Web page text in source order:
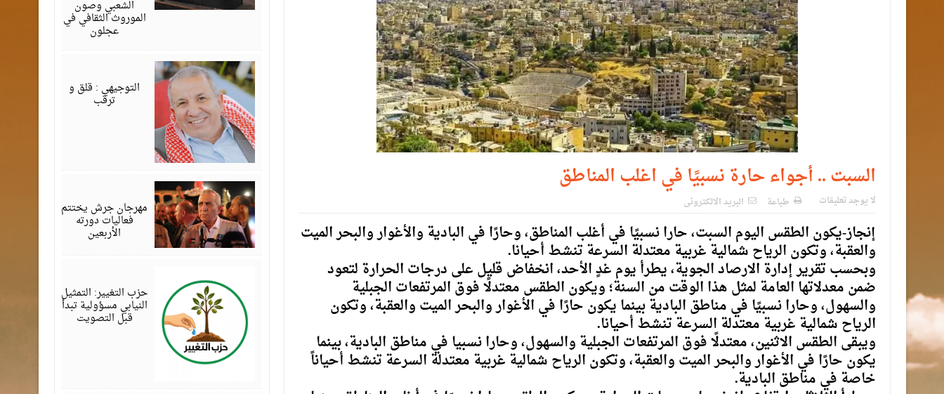
السبت .. أجواء حارة نسبيًا في اغلب المناطق
لا يوجد تعليقات طباعة البريد الالكترونى
إنجاز-يكون الطقس اليوم السبت، حارا نسبيًا في أغلب المناطق، وحارًا في البادية والأغوار والبحر الميت
والعقبة، وتكون الرياح شمالية غربية معتدلة السرعة تنشط أحيانا.
وبحسب تقرير إدارة الارصاد الجوية، يطرأ يوم غدٍ الأحد، انخفاض قليل على درجات الحرارة لتعود
ضمن معدلاتها العامة لمثل هذا الوقت من السنة؛ ويكون الطقس معتدلًا فوق المرتفعات الجبلية
والسهول، وحارا نسبيًا في مناطق البادية بينما يكون حارًا في الأغوار والبحر الميت والعقبة، وتكون
الرياح شمالية غربية معتدلة السرعة تنشط أحيانا.
ويبقى الطقس الاثنين، معتدلًا فوق المرتفعات الجبلية والسهول، وحارا نسبيا في مناطق البادية، بينما
يكون حارًا في الأغوار والبحر الميت والعقبة، وتكون الرياح شمالية غربية معتدلة السرعة تنشط أحياناً
خاصة في مناطق البادية.
الشعبي وصون
الموروث الثقافي في
عجلون
التوجيهي : قلق و
ترقب
مهرجان جرش يختتم
فعاليات دورته
الأربعين
حزب التغيير: التمثيل
النيابي مسؤولية تبدأ
قبل التصويت